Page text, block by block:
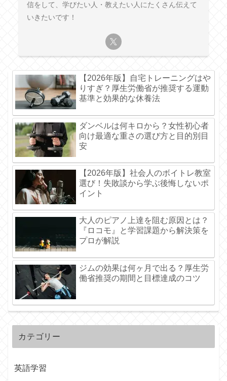
信をして、学びたい人・教えたい人にたくさん伝えて
いきたいです！
【2026年版】自宅トレーニングはや
りすぎ？厚生労働省が推奨する運動
基準と効果的な休養法
ダンベルは何キロから？女性初心者
向け最適な重さの選び方と目的別目
安
【2026年版】社会人のボイトレ教室
選び！失敗談から学ぶ後悔しないポ
イント
大人のピアノ上達を阻む原因とは？
『ロコモ』と学習課題から解決策を
プロが解説
ジムの効果は何ヶ月で出る？厚生労
働省推奨の期間と目標達成のコツ
カテゴリー
英語学習